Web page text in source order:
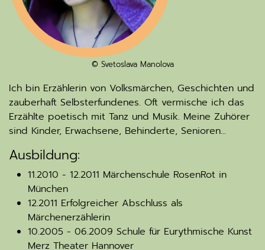
© Svetoslava Manolova
Ich bin Erzählerin von Volksmärchen, Geschichten und
zauberhaft Selbsterfundenes. Oft vermische ich das
Erzählte poetisch mit Tanz und Musik. Meine Zuhörer
sind Kinder, Erwachsene, Behinderte, Senioren...
Ausbildung:
11.2010 - 12.2011 Märchenschule RosenRot in
München
12.2011 Erfolgreicher Abschluss als
Märchenerzählerin
10.2005 - 06.2009 Schule für Eurythmische Kunst
Merz Theater Hannover